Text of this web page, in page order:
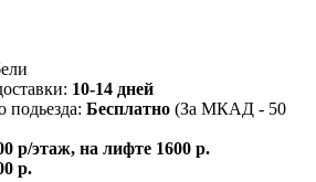
10-14 дней
подьезда: Бесплатно (За МКАД - 50
р/этаж, на лифте 1600 р.
р.